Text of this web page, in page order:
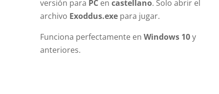
versión para PC encastellano. Solo abrir el
archivo Exoddus.exe para jugar.
Funciona perfectamente enWindows 10y
anteriores.